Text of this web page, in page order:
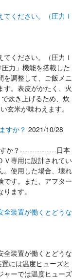
ください。（圧力Ｉ
ください。（圧力Ｉ
力」機能を搭載した
を調整して、ご飯メニ
す。表皮がかたく、火
炊き上げるため、炊
玄米が味わえます。
すか？ 2021/10/28
か？---------------日本
Ｖ専用に設計されてい
。使用した場合、壊れ
です。また、アフター
ます。
全装置が働くとどうな
全装置が働くとどうな
には温度ヒューズと
ャーでは温度ヒューズ